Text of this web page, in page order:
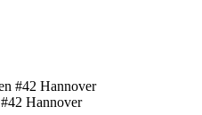
Hannover